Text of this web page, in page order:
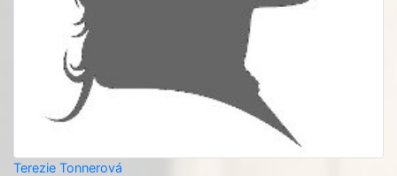
Terezie Tonnerová